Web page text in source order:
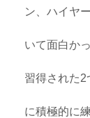
ン、ハイヤ
いて面白か
習得された
に積極的に